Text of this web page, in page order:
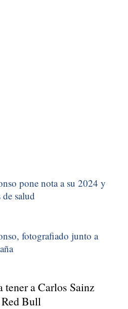
pone nota a su 2024 y
salud
fotografiado junto a
tener a Carlos Sainz
Bull